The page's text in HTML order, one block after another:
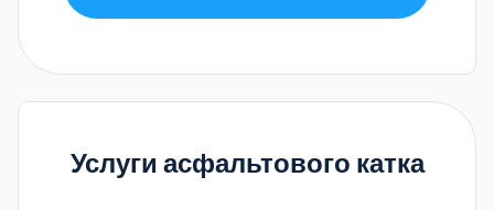
Услуги асфальтового катка